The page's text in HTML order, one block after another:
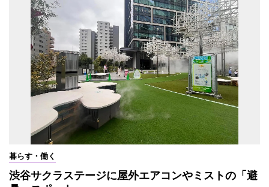
暮らす・働く
渋谷サクラステージに屋外エアコンやミストの「避